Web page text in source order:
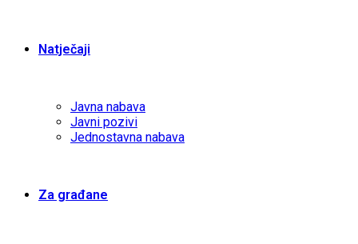
Natječaji
Javna nabava
Javni pozivi
Jednostavna nabava
Za građane